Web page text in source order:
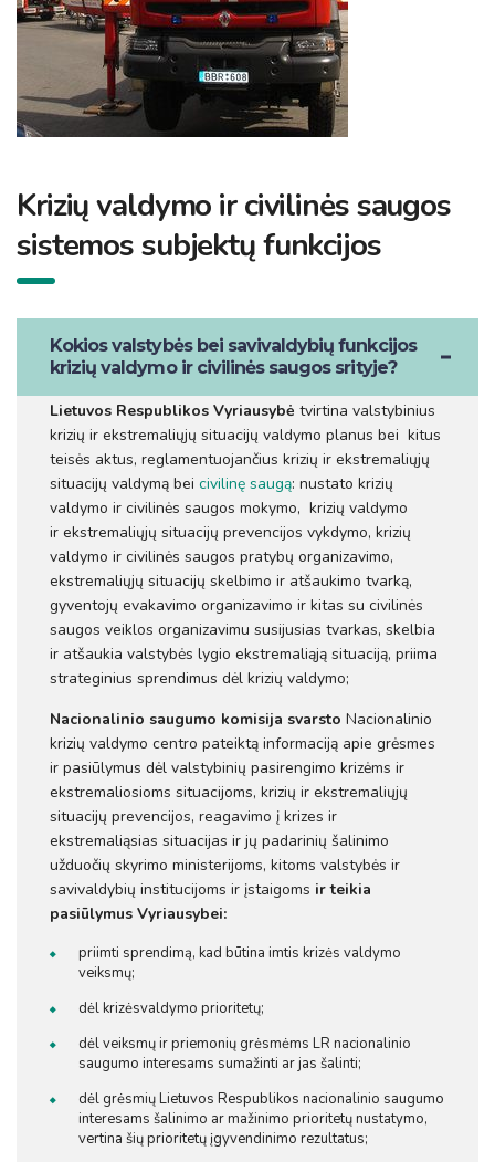
Krizių valdymo ir civilinės saugos
sistemos subjektų funkcijos
Kokios valstybės bei savivaldybių funkcijos
krizių valdymo ir civilinės saugos srityje?
Lietuvos Respublikos Vyriausybė tvirtina valstybinius
krizių ir ekstremaliųjų situacijų valdymo planus bei kitus
teisės aktus, reglamentuojančius krizių ir ekstremaliųjų
situacijų valdymą bei civilinę saugą: nustato krizių
valdymo ir civilinės saugos mokymo, krizių valdymo
ir ekstremaliųjų situacijų prevencijos vykdymo, krizių
valdymo ir civilinės saugos pratybų organizavimo,
ekstremaliųjų situacijų skelbimo ir atšaukimo tvarką,
gyventojų evakavimo organizavimo ir kitas su civilinės
saugos veiklos organizavimu susijusias tvarkas, skelbia
ir atšaukia valstybės lygio ekstremaliąją situaciją, priima
strateginius sprendimus dėl krizių valdymo;
Nacionalinio saugumo komisija svarsto Nacionalinio
krizių valdymo centro pateiktą informaciją apie grėsmes
ir pasiūlymus dėl valstybinių pasirengimo krizėms ir
ekstremaliosioms situacijoms, krizių ir ekstremaliųjų
situacijų prevencijos, reagavimo į krizes ir
ekstremaliąsias situacijas ir jų padarinių šalinimo
užduočių skyrimo ministerijoms, kitoms valstybės ir
savivaldybių institucijoms ir įstaigoms ir teikia
pasiūlymus Vyriausybei:
priimti sprendimą, kad būtina imtis krizės valdymo
veiksmų;
dėl krizėsvaldymo prioritetų;
dėl veiksmų ir priemonių grėsmėms LR nacionalinio
saugumo interesams sumažinti ar jas šalinti;
dėl grėsmių Lietuvos Respublikos nacionalinio saugumo
interesams šalinimo ar mažinimo prioritetų nustatymo,
vertina šių prioritetų įgyvendinimo rezultatus;